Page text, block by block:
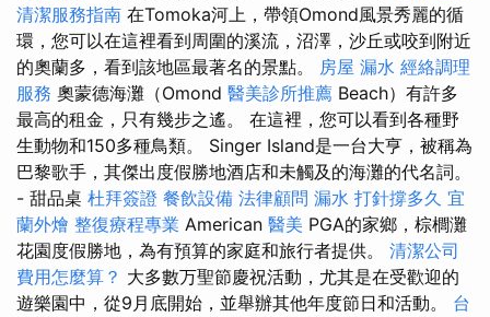
清潔服務指南 在Tomoka河上，帶領Omond風景秀麗的循
環，您可以在這裡看到周圍的溪流，沼澤，沙丘或咬到附近
的奧蘭多，看到該地區最著名的景點。 房屋 漏水 經絡調理
服務 奧蒙德海灘（Omond 醫美診所推薦 Beach）有許多
最高的租金，只有幾步之遙。 在這裡，您可以看到各種野
生動物和150多種鳥類。 Singer Island是一台大亨，被稱為
巴黎歌手，其傑出度假勝地酒店和未觸及的海灘的代名詞。
- 甜品桌 杜拜簽證 餐飲設備 法律顧問 漏水 打針撐多久 宜
蘭外燴 整復療程專業 American 醫美 PGA的家鄉，棕櫚灘
花園度假勝地，為有預算的家庭和旅行者提供。 清潔公司
費用怎麼算？ 大多數万聖節慶祝活動，尤其是在受歡迎的
遊樂園中，從9月底開始，並舉辦其他年度節日和活動。 台